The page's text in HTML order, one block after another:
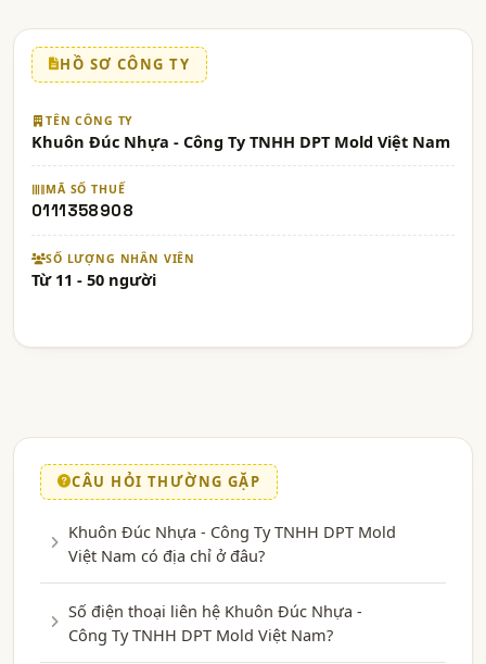
HỒ SƠ CÔNG TY
TÊN CÔNG TY
Khuôn Đúc Nhựa - Công Ty TNHH DPT Mold Việt Nam
MÃ SỐ THUẾ
0111358908
SỐ LƯỢNG NHÂN VIÊN
Từ 11 - 50 người
CÂU HỎI THƯỜNG GẶP
Khuôn Đúc Nhựa - Công Ty TNHH DPT Mold
Việt Nam có địa chỉ ở đâu?
Số điện thoại liên hệ Khuôn Đúc Nhựa -
Công Ty TNHH DPT Mold Việt Nam?